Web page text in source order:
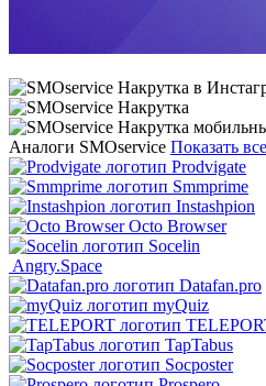
Аналоги SMOservice Показать все
Prodvigate
Smmprime
Instashpion
Octo Browser
Socelin
Angry.Space
Datafan.pro
myQuiz
TapTabus
Socposter